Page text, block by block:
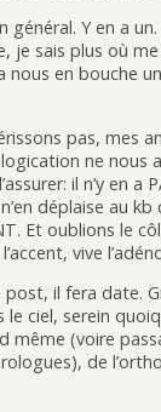
Y en a un.
je sais plus où
nous en bouche
pas, mes
ne nous
il n’y en a
déplaise au kb
Et oublions le
vive
post, il fera date.
le ciel, serein
même (voire
de